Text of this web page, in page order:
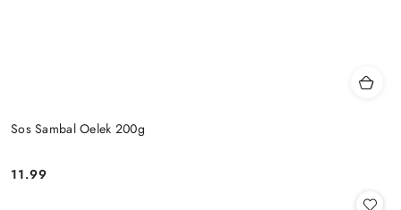
Sos Sambal Oelek 200g
Cena:
11.99